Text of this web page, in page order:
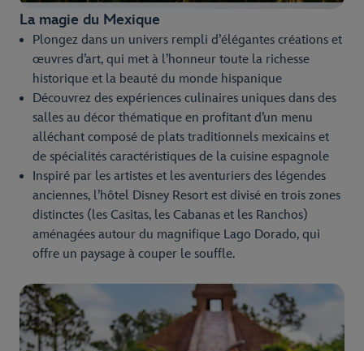
La magie du Mexique
Plongez dans un univers rempli d’élégantes créations et
œuvres d’art, qui met à l’honneur toute la richesse
historique et la beauté du monde hispanique
Découvrez des expériences culinaires uniques dans des
salles au décor thématique en profitant d’un menu
alléchant composé de plats traditionnels mexicains et
de spécialités caractéristiques de la cuisine espagnole
Inspiré par les artistes et les aventuriers des légendes
anciennes, l’hôtel Disney Resort est divisé en trois zones
distinctes (les Casitas, les Cabanas et les Ranchos)
aménagées autour du magnifique Lago Dorado, qui
offre un paysage à couper le souffle.